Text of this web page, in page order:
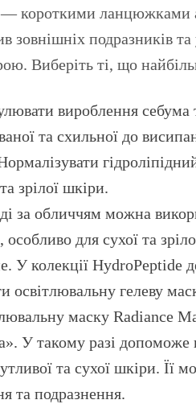
короткими ланцюжками
зовнішніх подразників
Виберіть ті, що
вироблення себума
та схильної до
зрілої шкіри.
за обличчям можна
для сухої та
колекції HydroPeptide
гелеву
маску Radiance
У такому разі
та сухої шкіри. Її
та подразнення.